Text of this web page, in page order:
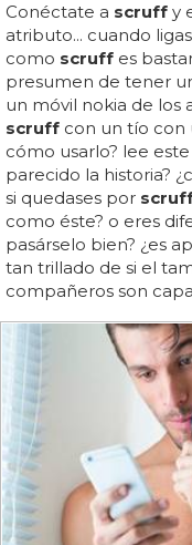
Conéctate a scruff y
atributo... cuando
como scruff es
presumen de tener
un móvil nokia de los
scruff con un tío con
cómo usarlo? lee
parecido la historia?
si quedases por
como éste? o eres
pasárselo bien? ¿es
tan trillado de si el
compañeros son